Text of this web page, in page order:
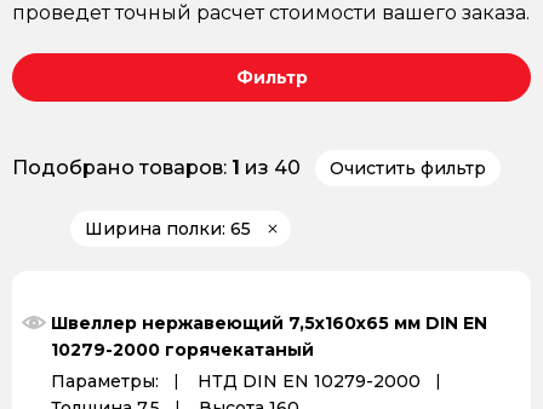
проведет точный расчет стоимости вашего заказа.
Фильтр
Подобрано товаров: 1 из 40 Очистить фильтр
Ширина полки: 65
Швеллер нержавеющий 7,5х160х65 мм DIN EN
10279-2000 горячекатаный
Параметры:
НТД DIN EN 10279-2000